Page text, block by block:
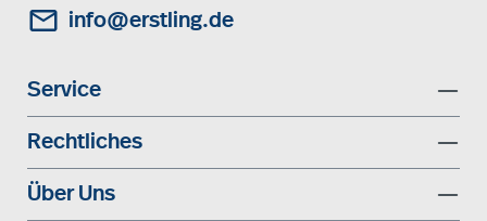
info@erstling.de
Service
Rechtliches
Über Uns